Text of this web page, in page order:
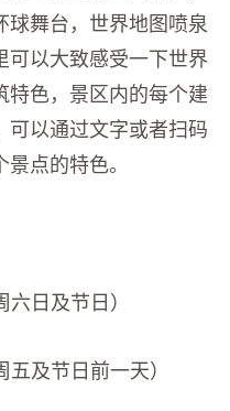
舞台，世界地图喷泉
可以大致感受一下世界
色，景区内的每个建
以通过文字或者扫码
点的特色。
日及节日）
及节日前一天）